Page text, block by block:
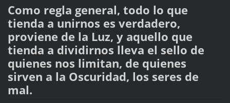
Como regla general, todo lo que
tienda a unirnos es verdadero,
proviene de la Luz, y aquello que
tienda a dividirnos lleva el sello de
quienes nos limitan, de quienes
sirven a la Oscuridad, los seres de
mal.